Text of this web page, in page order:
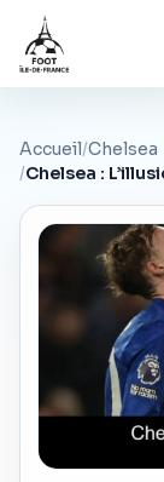
Accueil/Chelsea
/Chelsea :